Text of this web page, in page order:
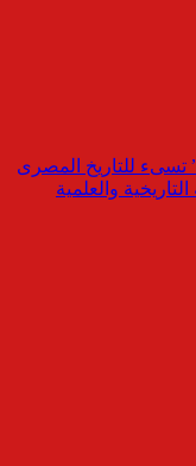
تسىء للتاريخ المصرى
والعلمية